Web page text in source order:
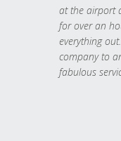
at the airport
for over an
everything
company to
fabulous